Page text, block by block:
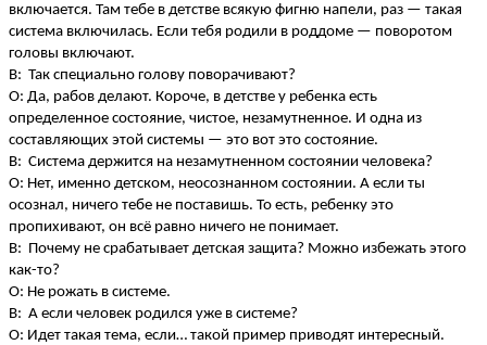
включается. Там тебе в детстве всякую фигню напели, раз — такая
система включилась. Если тебя родили в роддоме — поворотом
головы включают.
В: Так специально голову поворачивают?
О: Да, рабов делают. Короче, в детстве у ребенка есть
определенное состояние, чистое, незамутненное. И одна из
составляющих этой системы — это вот это состояние.
В: Система держится на незамутненном состоянии человека?
О: Нет, именно детском, неосознанном состоянии. А если ты
осознал, ничего тебе не поставишь. То есть, ребенку это
пропихивают, он всё равно ничего не понимает.
В: Почему не срабатывает детская защита? Можно избежать этого
как-то?
О: Не рожать в системе.
В: А если человек родился уже в системе?
О: Идет такая тема, если… такой пример приводят интересный.